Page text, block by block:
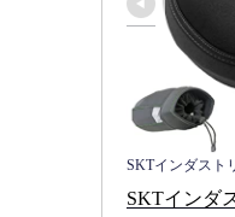
SKTインダスト
SKTインダ